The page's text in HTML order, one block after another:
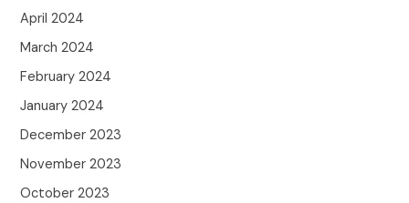
April 2024
March 2024
February 2024
January 2024
December 2023
November 2023
October 2023